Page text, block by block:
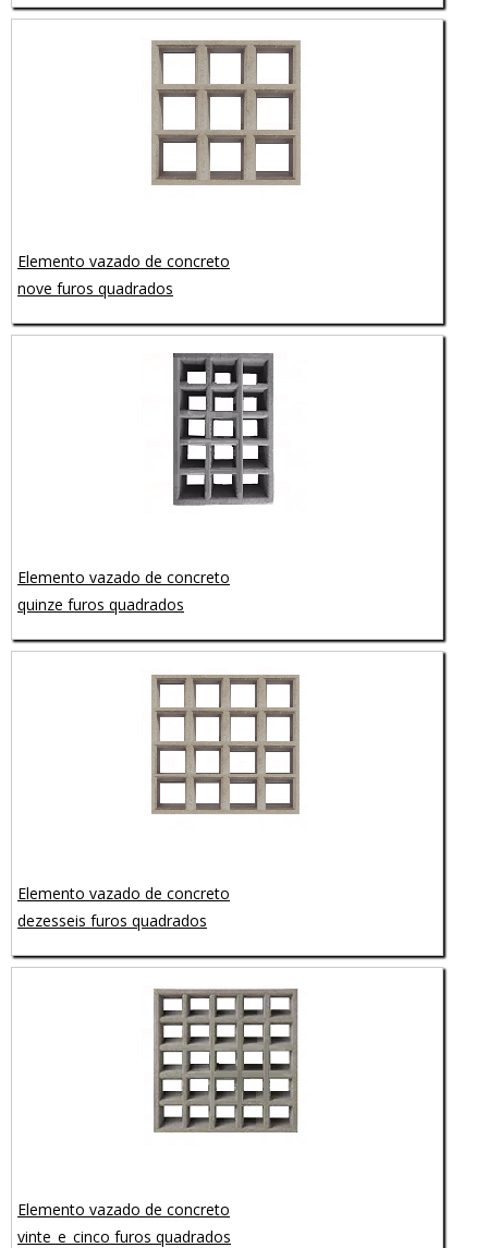
Elemento vazado de concreto
nove furos quadrados
Elemento vazado de concreto
quinze furos quadrados
Elemento vazado de concreto
dezesseis furos quadrados
Elemento vazado de concreto
vinte_e_cinco furos quadrados